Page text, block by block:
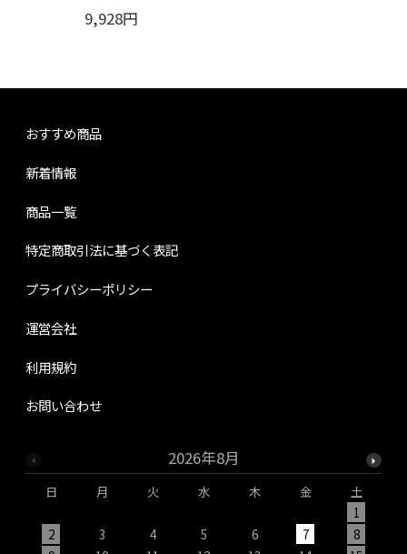
9,928円
おすすめ商品
新着情報
商品一覧
特定商取引法に基づく表記
プライバシーポリシー
運営会社
利用規約
お問い合わせ
2026年8月
日 月 火 水 木 金
土
1
2
3 4 5 6 7
8